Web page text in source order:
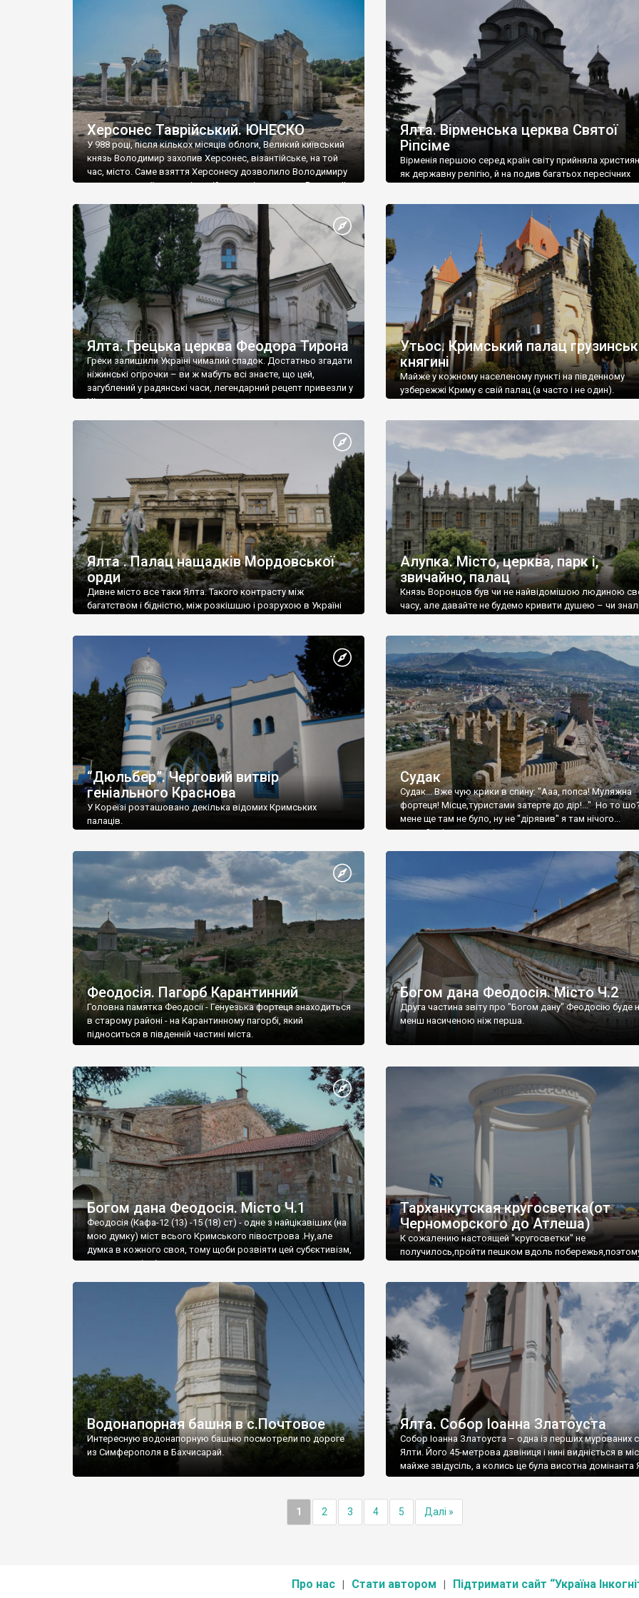
візантійської доби. Раритети викрадені з фондів об’єкту
культурної спадщини ЮНЕСКО «Херсонеса Таврійського».
Офіційно – на виставку «Золото Візантії», але експерти та
влада в Україні вважають це лише […]
називаються «повстяками» (postaki)…” “Вино. Крим
виробляє відмінне вино і його вдосталь: воно все
легке біле і дуже […]
Херсонес Таврійський. ЮНЕСКО
У 988 році, після кількох місяців облоги, Великий київський
князь Володимир захопив Херсонес, візантійське, на той
час, місто. Саме взяття Херсонесу дозволило Володимиру
диктувати свої умови візантійському імператору Василю ІІ,
Херсонесі Володимир-язичник, став Василем-
християнином. А потім було Хрещення Русі. На честь
Херсонесу Таврійського названо місто […]
Ялта. Вірменська церква Святої
Ріпсіме
Вірменія першою серед країн світу прийняла
як державну релігію, й на подив багатьох пересічних
Ялта. Грецька церква Феодора Тирона
Греки залишили Україні чималий спадок. Достатньо згадати
ніжинські огірочки – ви ж мабуть всі знаєте, що цей,
загублений у радянські часи, легендарний рецепт привезли у
Ніжин греки?
Утьос. Кримський палац
княгині
Майже у кожному населеному пункті на південному
узбережжі Криму є свій палац (а часто і не один).
Ялта . Палац нащадків Мордовської
орди
Дивне місто все таки Ялта. Такого контрасту між
багатством і бідністю, між розкішшю і розрухою в Україні
Алупка. Місто, церква, парк і,
звичайно, палац
Князь Воронцов був чи не найвідомішою людиною
часу, але давайте не будемо кривити душею – чи
“Дюльбер”. Черговий витвір
геніального Краснова
У Кореїзі розташовано декілька відомих Кримських
палаців.
Судак
Судак... Вже чую крики в спину: "Ааа, попса! Муляжна
фортеця! Місце,туристами затерте до дір!..." Но то
мене ще там не було, ну не "дірявив" я там нічого...
принаймні до цього літа.
Феодосія. Пагорб Карантинний
Головна памятка Феодосії - Генуезька фортеця знаходиться
в старому районі - на Карантинному пагорбі, який
підноситься в південній частині міста.
Богом дана Феодосія. Місто Ч.2
Друга частина звіту про "Богом дану" Феодосію буде
менш насиченою ніж перша.
Богом дана Феодосія. Місто Ч.1
Феодосія (Кафа-12 (13) -15 (18) ст) - одне з найцікавіших (на
мою думку) міст всього Кримського півострова .Ну,але
думка в кожного своя, тому щоби розвіяти цей субєктивізм,
запрошую відвідати це
Тарханкутская кругосветка(от
Черноморского до Атлеша)
К сожалению настоящей "кругосветки" не
получилось,пройти пешком вдоль
Водонапорная башня в с.Почтовое
Интересную водонапорную башню посмотрели по дороге
из Симферополя в Бахчисарай.
Ялта. Собор Іоанна Златоуста
Собор Іоанна Златоуста – одна із перших мурованих
Ялти. Його 45-метрова дзвіниця і нині видніється в
майже звідусіль, а колись це була висотна домінанта
1 2 3 4 5 Далі »
Про нас Стати автором Підтримати сайт “Україна